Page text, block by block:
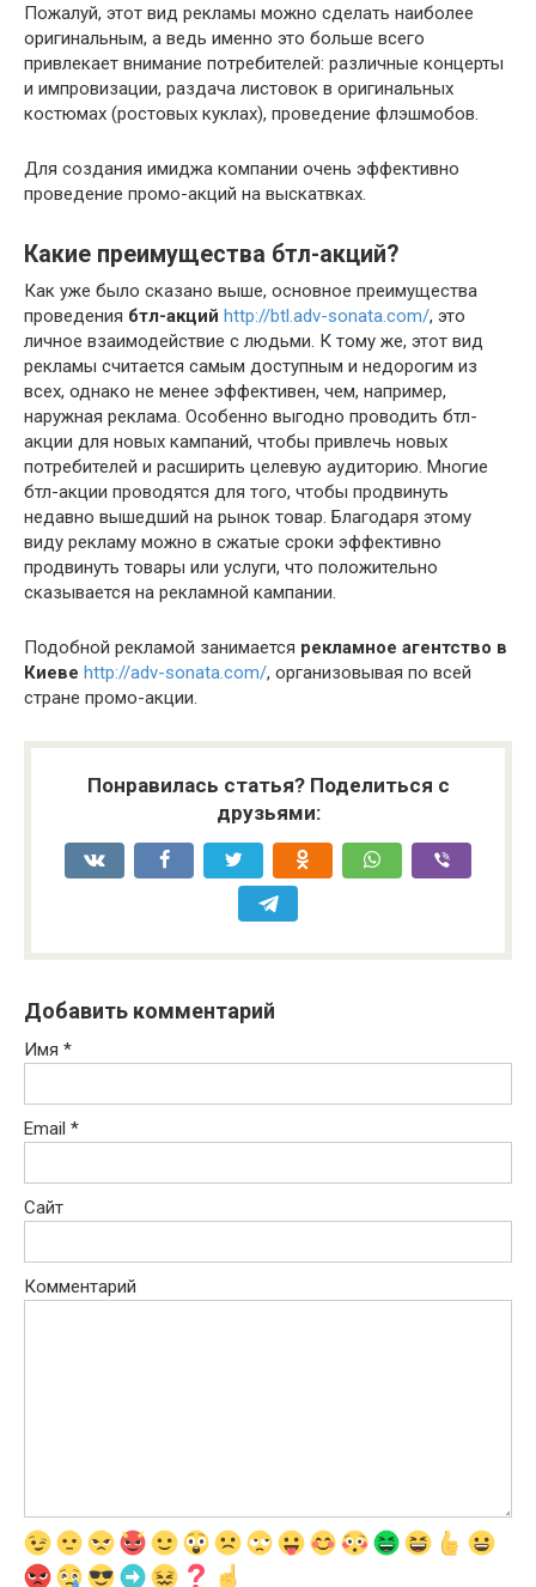
Пожалуй, этот вид рекламы можно сделать наиболее
оригинальным, а ведь именно это больше всего
привлекает внимание потребителей: различные концерты
и импровизации, раздача листовок в оригинальных
костюмах (ростовых куклах), проведение флэшмобов.
Для создания имиджа компании очень эффективно
проведение промо-акций на выскатвках.
Какие преимущества бтл-акций?
Как уже было сказано выше, основное преимущества
проведения бтл-акций http://btl.adv-sonata.com/, это
личное взаимодействие с людьми. К тому же, этот вид
рекламы считается самым доступным и недорогим из
всех, однако не менее эффективен, чем, например,
наружная реклама. Особенно выгодно проводить бтл-
акции для новых кампаний, чтобы привлечь новых
потребителей и расширить целевую аудиторию. Многие
бтл-акции проводятся для того, чтобы продвинуть
недавно вышедший на рынок товар. Благодаря этому
виду рекламу можно в сжатые сроки эффективно
продвинуть товары или услуги, что положительно
сказывается на рекламной кампании.
Подобной рекламой занимается рекламное агентство в
Киеве http://adv-sonata.com/, организовывая по всей
стране промо-акции.
Понравилась статья? Поделиться с
друзьями:
Добавить комментарий
Имя *
Email *
Сайт
Комментарий